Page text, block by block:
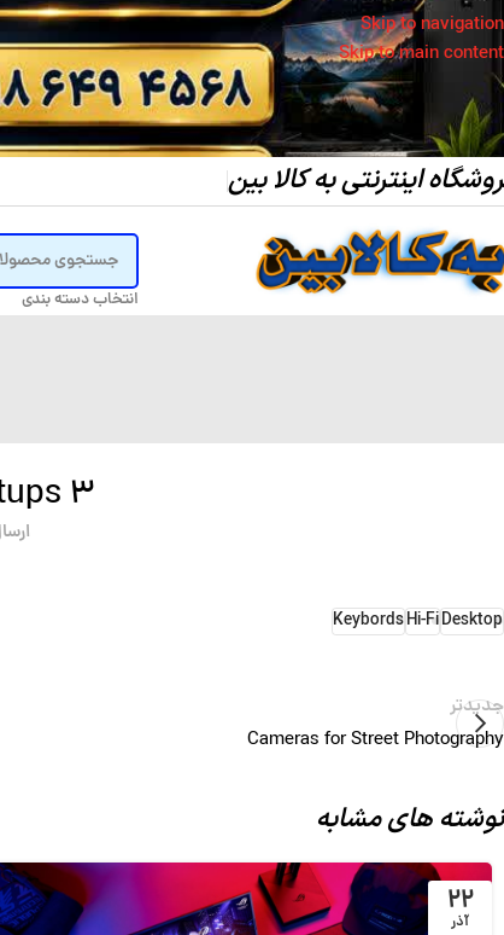
Skip to navigation
Skip to main content
اینترنتی به کالا بین
انتخاب دسته بندی
3 Minimalist Desk Setups
Desktop
Hi-Fi
Keybords
جدیدتر
Cameras for Street Photography
نوشته های مشابه
۲۲
آذر